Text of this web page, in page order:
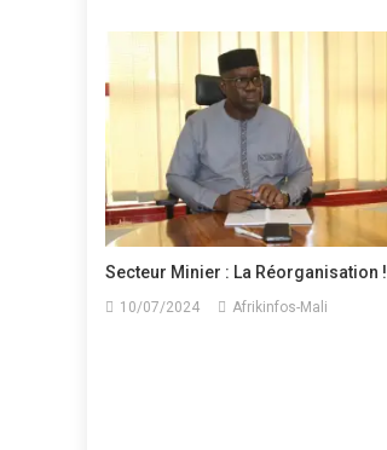
de
l’article
Secteur Minier : La Réorganisation !
10/07/2024 Afrikinfos-Mali